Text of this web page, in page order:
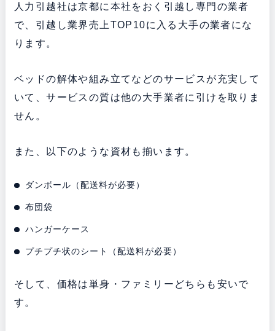
人力引越社は京都に本社をおく引越し専門の業者
で、引越し業界売上TOP10に入る大手の業者にな
ります。
ベッドの解体や組み立てなどのサービスが充実して
いて、サービスの質は他の大手業者に引けを取りま
せん。
また、以下のような資材も揃います。
ダンボール（配送料が必要）
布団袋
ハンガーケース
プチプチ状のシート（配送料が必要）
そして、価格は単身・ファミリーどちらも安いで
す。